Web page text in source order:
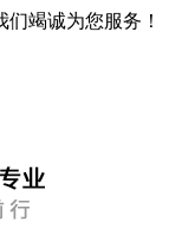
竭诚为您服务！